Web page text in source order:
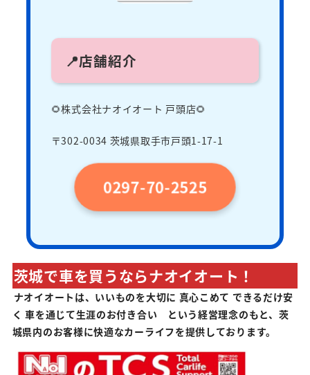
📍店舗紹介
🌻株式会社ナオイオート 戸頭店🌻
〒302-0034 茨城県取手市戸頭1-17-1
0297-70-2525
茨城で車を買うならナオイオート！
ナオイオートは、いいものを大切に 真心こめて できるだけ安
く 車を通じて生涯のお付き合い という経営理念のもと、茨
城県内のお客様に快適なカーライフを提供しております。